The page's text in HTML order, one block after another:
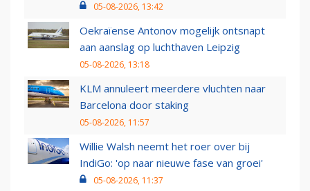
05-08-2026, 13:42
Oekraïense Antonov mogelijk ontsnapt
aan aanslag op luchthaven Leipzig
05-08-2026, 13:18
KLM annuleert meerdere vluchten naar
Barcelona door staking
05-08-2026, 11:57
Willie Walsh neemt het roer over bij
IndiGo: 'op naar nieuwe fase van groei'
05-08-2026, 11:37